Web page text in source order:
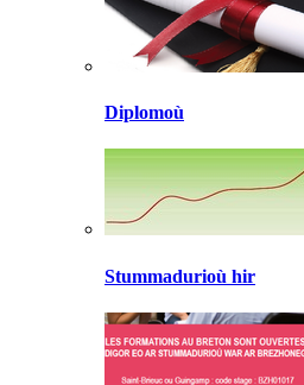
Diplomoù
Stummadurioù hir